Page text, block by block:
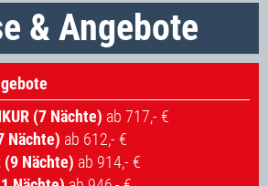
& Angebote
(7 Nächte) ab 717,- €
Nächte) ab 612,- €
(9 Nächte) ab 914,- €